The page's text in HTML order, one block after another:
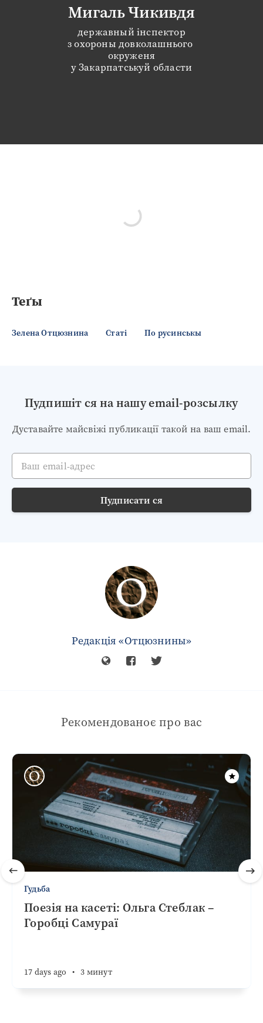
Мигаль Чикивдя
державный інспектор
з охороны довколашнього
окруженя
у Закарпатськуй области
Теґы
Зелена Отцюзнина Статі По русинськы
Пудпишіт ся на нашу email-розсылку
Дуставайте майсвіжі публикації такой на ваш email.
Ваш email-адрес
Пудписати ся
Редакція «Отцюзнины»
Рекомендованоє про вас
Гудьба
Поезія на касеті: Ольга Стеблак –
Горобці Самураї
17 days ago • 3 минут